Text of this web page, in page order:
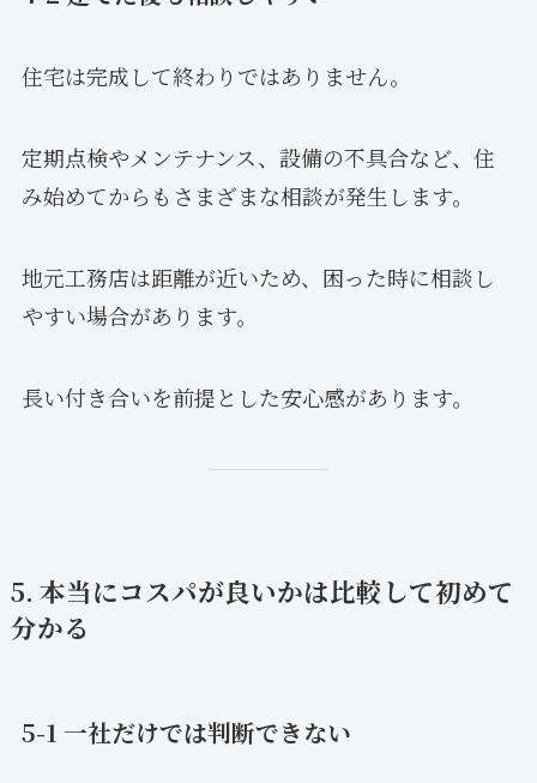
住宅は完成して終わりではありません。
定期点検やメンテナンス、設備の不具合など、住
み始めてからもさまざまな相談が発生します。
地元工務店は距離が近いため、困った時に相談し
やすい場合があります。
長い付き合いを前提とした安心感があります。
5. 本当にコスパが良いかは比較して初めて
分かる
5-1 一社だけでは判断できない